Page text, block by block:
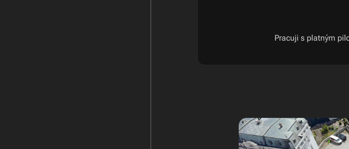
Pracuji s platným